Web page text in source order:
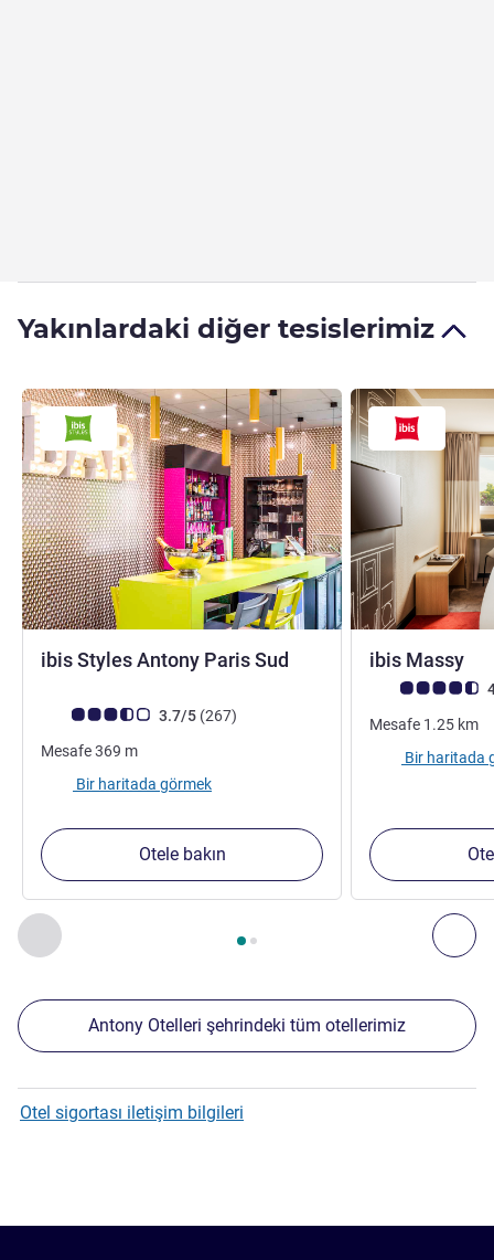
Yakınlardaki diğer tesislerimiz
Önceki - Yakınlardaki diğer tesislerimiz
Sayfa , Yakınlardaki diğer tesislerimiz 1 :, Yakınlardaki
ibis Styles Antony Paris Sud
Avis müşterileri puanı (ALL Puanlama)
3.7/5 (267görüş
)
Mesafe369 m
Bir haritada görmek
Otele bakın
ibis Massy
Avis müşterileri
Mesafe 1.25 km
Bir haritada
Antony Otelleri şehrindeki tüm otellerimiz
Otel sigortası iletişim bilgileri